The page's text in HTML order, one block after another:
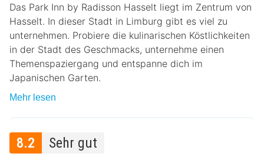
Das Park Inn by Radisson Hasselt liegt im Zentrum von
Hasselt. In dieser Stadt in Limburg gibt es viel zu
unternehmen. Probiere die kulinarischen Köstlichkeiten
in der Stadt des Geschmacks, unternehme einen
Themenspaziergang und entspanne dich im
Japanischen Garten.
Mehr lesen
8.2 Sehr gut